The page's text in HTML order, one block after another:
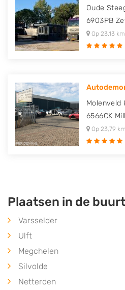
Oude
6903PB
Op 23,13
Molenveld
6566CK
Op 23,79
Plaatsen in de buurt
Varsselder
Ulft
Megchelen
Silvolde
Netterden